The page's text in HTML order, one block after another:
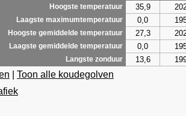
Hoogste temperatuur
35,9
Laagste maximumtemperatuur 0,0
Hoogste gemiddelde temperatuur 27,3
Laagste gemiddelde temperatuur 0,0
Langste zonduur 13,6
Toon alle koudegolven